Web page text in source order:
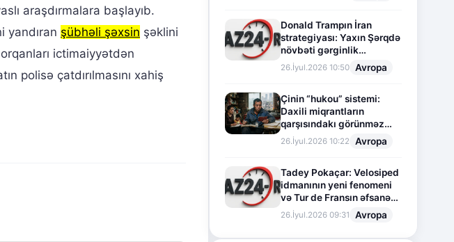
araşdırmalara başlayıb.
yandıran şübhəli şəxsin şəklini
ictimaiyyətdən
polisə çatdırılmasını xahiş
Donald Trampın İran
strategiyası: Yaxın Şərqdə
növbəti gərginlik
mərhələsi
26.İyul.2026 10:50 Avropa
Çinin “hukou” sistemi:
Daxili miqrantların
qarşısındakı görünməz
sədd
26.İyul.2026 10:22 Avropa
Tadey Pokaçar: Velosiped
idmanının yeni fenomeni
və Tur de Fransın əfsanəvi
səhifəsi
26.İyul.2026 09:31 Avropa